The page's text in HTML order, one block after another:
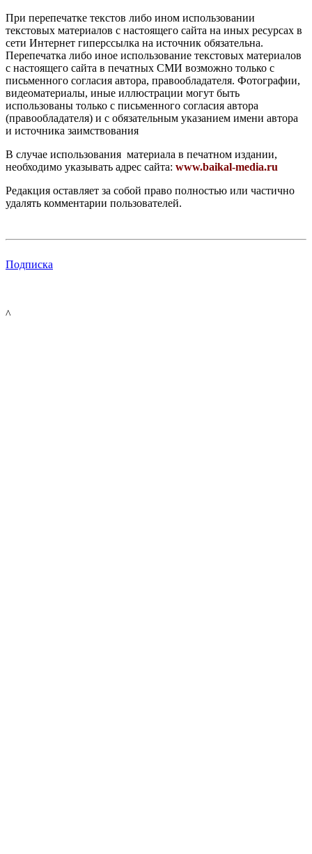
При перепечатке текстов либо ином использовании
текстовых материалов с настоящего сайта на иных ресурсах в
сети Интернет гиперссылка на источник обязательна.
Перепечатка либо иное использование текстовых материалов
с настоящего сайта в печатных СМИ возможно только с
письменного согласия автора, правообладателя. Фотографии,
видеоматериалы, иные иллюстрации могут быть
использованы только с письменного согласия автора
(правообладателя) и с обязательным указанием имени автора
и источника заимствования
В случае использования материала в печатном издании,
необходимо указывать адрес сайта: www.baikal-media.ru
Редакция оставляет за собой право полностью или частично
удалять комментарии пользователей.
Подписка
^